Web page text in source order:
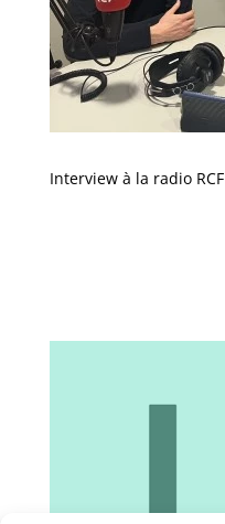
Interview à la radio